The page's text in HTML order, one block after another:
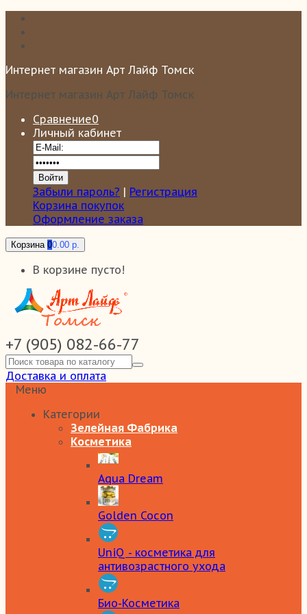
Интернет магазин Арт Лайф Томск
Интернет магазин Арт Лайф Томск
Сравнение0
Личный кабинет
Забыли пароль? | Регистрация
Корзина покупок
Оформление заказа
Корзина 00.00 р.
В корзине пусто!
+7 (905) 082-66-77
Доставка и оплата
Меню
Категории
Зелейная Фабрика
Косметика
Aqua Dream
Golden Cocon
UniQ - косметика для
антивозрастного ухода
Био-Косметика